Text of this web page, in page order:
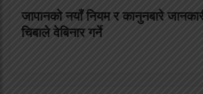
जापानको नयाँ नियम र कानुनबारे
चिबाले वेबिनार गर्ने